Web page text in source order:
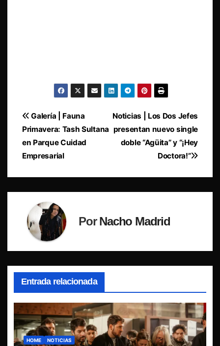
Navegación
de
entradas
Noticias | Los Dos Jefes
presentan nuevo single
doble “Agüita” y “¡Hey
Doctora!”
Galería | Fauna
Primavera: Tash Sultana
en Parque Cuidad
Empresarial
PorNacho Madrid
Entrada relacionada
HOME NOTICIAS